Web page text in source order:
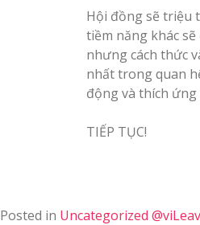
Hội đồng sẽ triệu
tiềm năng khác
nhưng cách thức
nhất trong quan
động và thích ứng
TIẾP TỤC!
Posted in Uncategorized @vi